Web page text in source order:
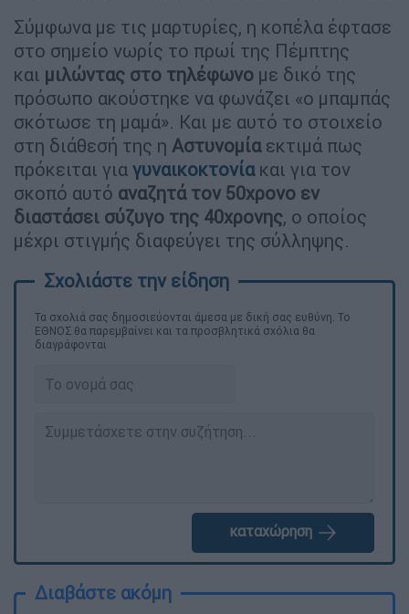
Σύμφωνα με τις μαρτυρίες, η κοπέλα έφτασε
στο σημείο νωρίς το πρωί της Πέμπτης
και μιλώντας στο τηλέφωνο με δικό της
πρόσωπο ακούστηκε να φωνάζει «ο μπαμπάς
σκότωσε τη μαμά». Και με αυτό το στοιχείο
στη διάθεσή της η Αστυνομίαεκτιμά πως
πρόκειται για γυναικοκτονία και για τον
σκοπό αυτό αναζητά τον 50χρονο εν
διαστάσει σύζυγο της 40χρονης, ο οποίος
μέχρι στιγμής διαφεύγει της σύλληψης.
Τα σχολιά σας δημοσιεύονται άμεσα με δική σας ευθύνη. Το
ΕΘΝΟΣ θα παρεμβαίνει και τα προσβλητικά σχόλια θα
διαγράφονται
καταχώρηση
Διαβάστε ακόμη